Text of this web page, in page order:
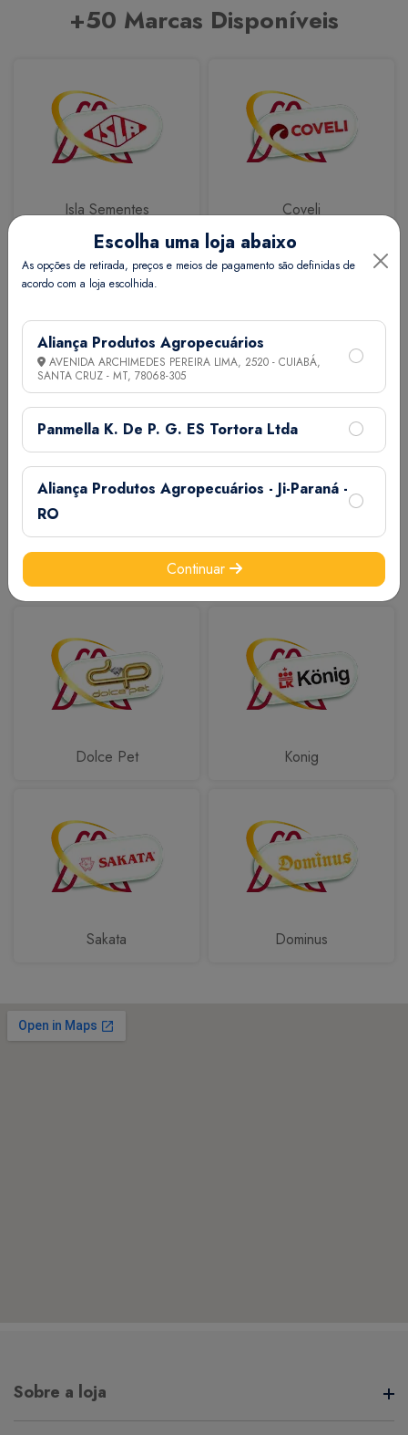
+50 Marcas Disponíveis
Isla Sementes Coveli
Calbos M7
Dolce Pet Konig
Sakata Dominus
Sobre a loja
Escolha uma loja abaixo
As opções de retirada, preços e meios de pagamento são definidas de
acordo com a loja escolhida.
Aliança Produtos Agropecuários
AVENIDA ARCHIMEDES PEREIRA LIMA, 2520 - CUIABÁ,
SANTA CRUZ - MT, 78068-305
Panmella K. De P. G. ES Tortora Ltda
Aliança Produtos Agropecuários - Ji-Paraná -
RO
Continuar